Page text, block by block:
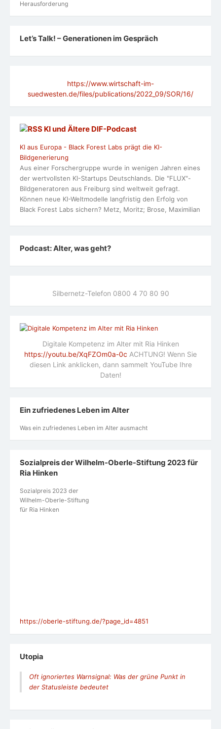
Herausforderung
Let’s Talk! – Generationen im Gespräch
https://www.wirtschaft-im-
suedwesten.de/files/publications/2022_09/SOR/16/
KI und Ältere DlF-Podcast
KI aus Europa - Black Forest Labs prägt die KI-
Bildgenerierung
Aus einer Forschergruppe wurde in wenigen Jahren eines
der wertvollsten KI-Startups Deutschlands. Die "FLUX"-
Bildgeneratoren aus Freiburg sind weltweit gefragt.
Können neue KI-Weltmodelle langfristig den Erfolg von
Black Forest Labs sichern? Metz, Moritz; Brose, Maximilian
Podcast: Alter, was geht?
Silbernetz-Telefon 0800 4 70 80 90
Digitale Kompetenz im Alter mit Ria Hinken
https://youtu.be/XqFZOm0a-0c ACHTUNG! Wenn Sie
diesen Link anklicken, dann sammelt YouTube Ihre
Daten!
Ein zufriedenes Leben im Alter
Was ein zufriedenes Leben im Alter ausmacht
Sozialpreis der Wilhelm-Oberle-Stiftung 2023 für
Ria Hinken
Sozialpreis 2023 der
Wilhelm-Oberle-Stiftung
für Ria Hinken
https://oberle-stiftung.de/?page_id=4851
Utopia
Oft ignoriertes Warnsignal: Was der grüne Punkt in
der Statusleiste bedeutet